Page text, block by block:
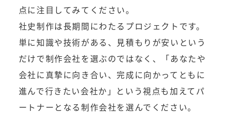
点に注目してみてください。
社史制作は長期間にわたるプロジェクトです。
単に知識や技術がある、見積もりが安いという
だけで制作会社を選ぶのではなく、「あなたや
会社に真摯に向き合い、完成に向かってともに
進んで行きたい会社か」という視点も加えてパ
ートナーとなる制作会社を選んでください。